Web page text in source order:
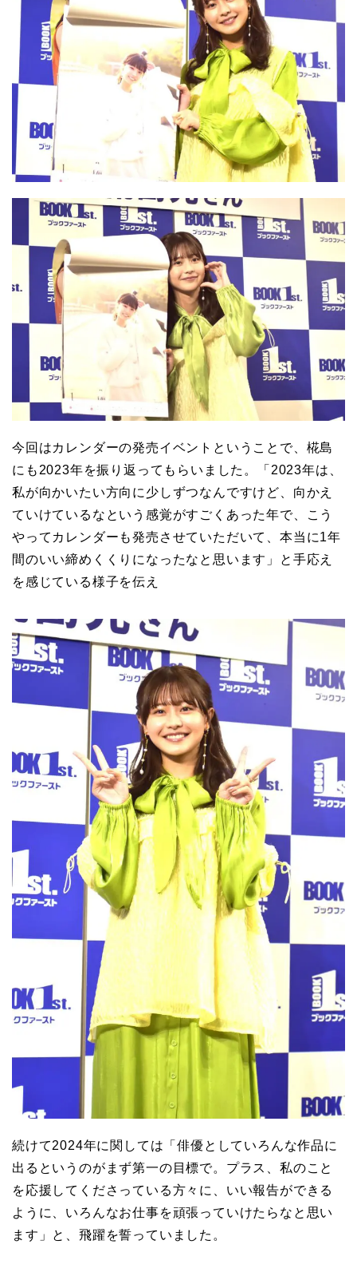
今回はカレンダーの発売イベントということで、椛島
にも2023年を振り返ってもらいました。「2023年は、
私が向かいたい方向に少しずつなんですけど、向かえ
ていけているなという感覚がすごくあった年で、こう
やってカレンダーも発売させていただいて、本当に1年
間のいい締めくくりになったなと思います」と手応え
を感じている様子を伝え
続けて2024年に関しては「俳優としていろんな作品に
出るというのがまず第一の目標で。プラス、私のこと
を応援してくださっている方々に、いい報告ができる
ように、いろんなお仕事を頑張っていけたらなと思い
ます」と、飛躍を誓っていました。